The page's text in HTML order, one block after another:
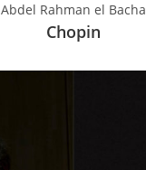
Abdel Rahman el Bacha
Chopin